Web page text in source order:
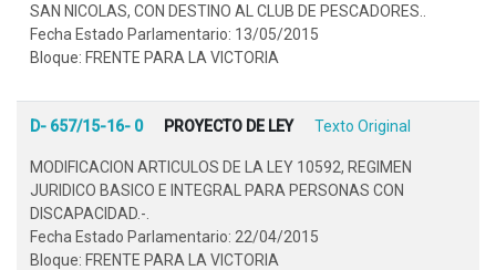
SAN NICOLAS, CON DESTINO AL CLUB DE PESCADORES..
Fecha Estado Parlamentario: 13/05/2015
Bloque: FRENTE PARA LA VICTORIA
D- 657/15-16- 0 PROYECTO DE LEY Texto Original
MODIFICACION ARTICULOS DE LA LEY 10592, REGIMEN
JURIDICO BASICO E INTEGRAL PARA PERSONAS CON
DISCAPACIDAD.-.
Fecha Estado Parlamentario: 22/04/2015
Bloque: FRENTE PARA LA VICTORIA